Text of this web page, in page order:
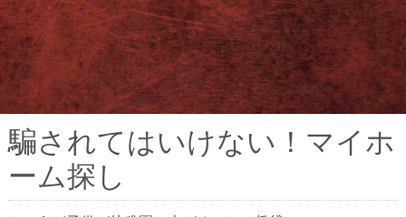
騙されてはいけない！マイホ
ーム探し